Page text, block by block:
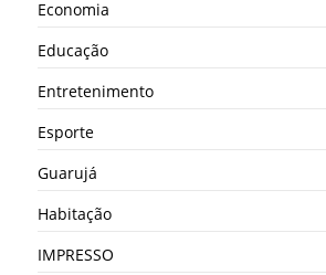
Economia
Educação
Entretenimento
Esporte
Guarujá
Habitação
IMPRESSO